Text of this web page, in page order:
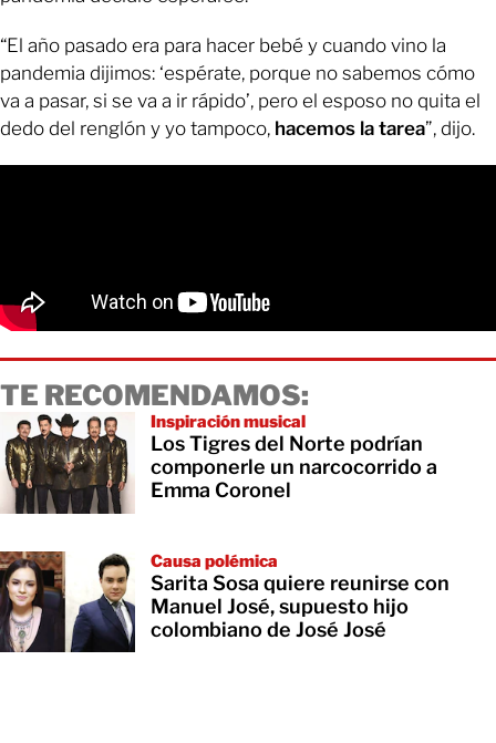
“El año pasado era para hacer bebé y cuando vino la
pandemia dijimos: ‘espérate, porque no sabemos cómo
va a pasar, si se va a ir rápido’, pero el esposo no quita el
dedo del renglón y yo tampoco, hacemos la tarea”, dijo.
TE RECOMENDAMOS:
Inspiración musical
Los Tigres del Norte podrían
componerle un narcocorrido a
Emma Coronel
Causa polémica
Sarita Sosa quiere reunirse con
Manuel José, supuesto hijo
colombiano de José José